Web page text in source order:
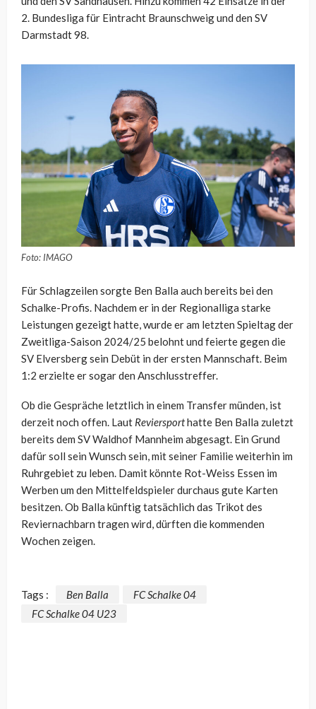
2. Bundesliga für Eintracht Braunschweig und den SV
Darmstadt 98.
Foto: IMAGO
Für Schlagzeilen sorgte Ben Balla auch bereits bei den
Schalke-Profis. Nachdem er in der Regionalliga starke
Leistungen gezeigt hatte, wurde er am letzten Spieltag der
Zweitliga-Saison 2024/25 belohnt und feierte gegen die
SV Elversberg sein Debüt in der ersten Mannschaft. Beim
1:2 erzielte er sogar den Anschlusstreffer.
Ob die Gespräche letztlich in einem Transfer münden, ist
derzeit noch offen. Laut Reviersporthatte Ben Balla zuletzt
bereits dem SV Waldhof Mannheim abgesagt. Ein Grund
dafür soll sein Wunsch sein, mit seiner Familie weiterhin im
Ruhrgebiet zu leben. Damit könnte Rot-Weiss Essen im
Werben um den Mittelfeldspieler durchaus gute Karten
besitzen. Ob Balla künftig tatsächlich das Trikot des
Reviernachbarn tragen wird, dürften die kommenden
Wochen zeigen.
Tags : Ben Balla
FC Schalke 04
FC Schalke 04 U23